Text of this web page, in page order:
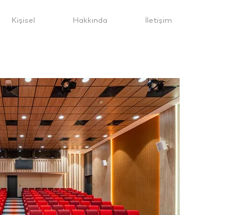
Kişisel Hakkında İletişim